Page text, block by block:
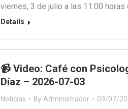
viernes, 3 de julio a las 11:00 horas
Details
📹 Video: Café con
Díaz – 2026-07-03
Noticias By Administrador 03/07/